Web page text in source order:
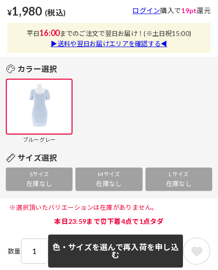
¥1,980 (税込) ログイン購入で19pt還元
平日16:00までのご注文で翌日お届け！(※土日祝15:00)
▶送料や翌日お届けエリアを確認する◀
カラー選択
ブルーグレー
サイズ選択
Sサイズ
在庫なし
Mサイズ
在庫なし
Lサイズ
在庫なし
※選択頂いたバリエーションは在庫がありません。
本日23:59まで⏰下着4点で1点タダ
数量
色・サイズを選んで再入荷を申し込
む